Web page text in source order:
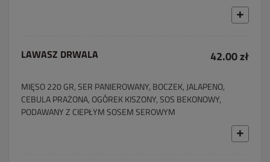
LAWASZ DRWALA 42.00 zł
MIĘSO 220 GR, SER PANIEROWANY, BOCZEK, JALAPENO,
CEBULA PRAŻONA, OGÓREK KISZONY, SOS BEKONOWY,
PODAWANY Z CIEPŁYM SOSEM SEROWYM